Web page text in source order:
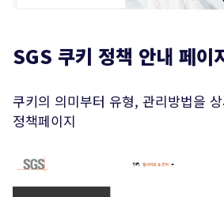
SGS 쿠키 정책 안내 페이
쿠키의 의미부터 유형, 관리방법을
정책페이지